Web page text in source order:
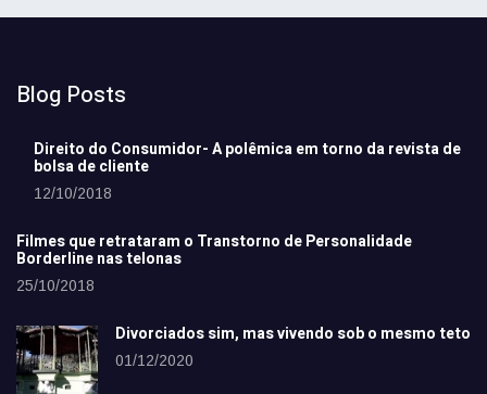
Blog Posts
Direito do Consumidor- A polêmica em torno da revista de
bolsa de cliente
12/10/2018
Filmes que retrataram o Transtorno de Personalidade
Borderline nas telonas
25/10/2018
Divorciados sim, mas vivendo sob o mesmo teto
01/12/2020